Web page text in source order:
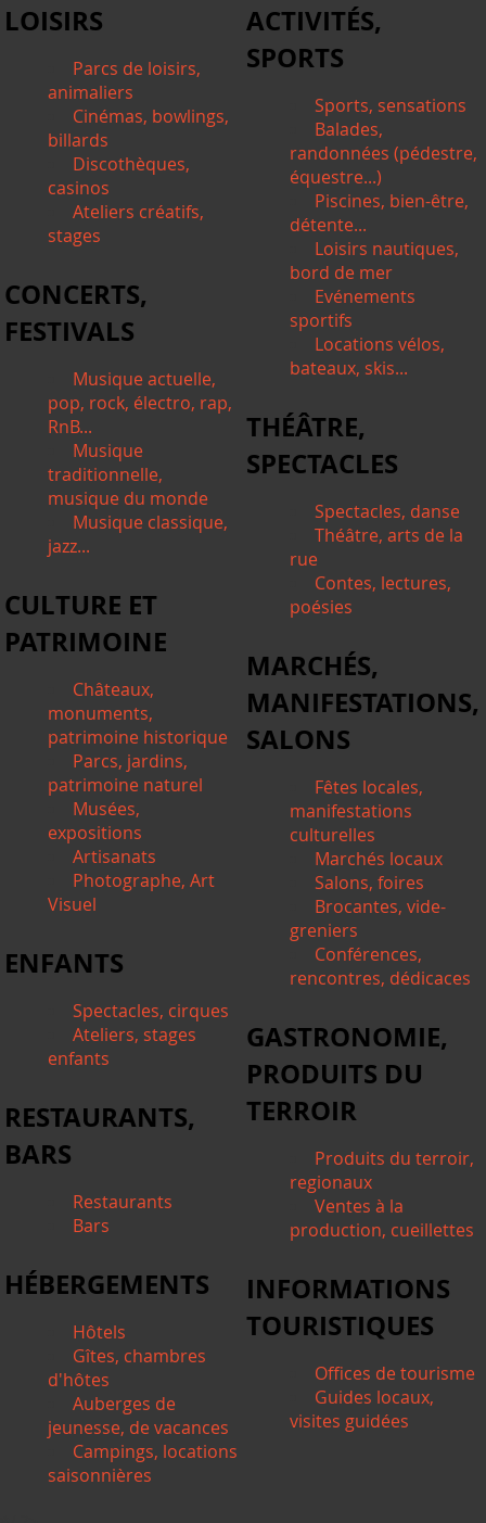
LOISIRS
Parcs de loisirs,
animaliers
Cinémas, bowlings,
billards
Discothèques,
casinos
Ateliers créatifs,
stages
ACTIVITÉS,
SPORTS
Sports, sensations
Balades,
randonnées (pédestre,
équestre...)
Piscines, bien-être,
détente...
Loisirs nautiques,
bord de mer
Evénements
sportifs
Locations vélos,
bateaux, skis...
CONCERTS,
FESTIVALS
Musique actuelle,
pop, rock, électro, rap,
RnB...
Musique
traditionnelle,
musique du monde
Musique classique,
jazz...
THÉÂTRE,
SPECTACLES
Spectacles, danse
Théâtre, arts de la
rue
Contes, lectures,
poésies
CULTURE ET
PATRIMOINE
Châteaux,
monuments,
patrimoine historique
Parcs, jardins,
patrimoine naturel
Musées,
expositions
Artisanats
Photographe, Art
Visuel
MARCHÉS,
MANIFESTATIONS,
SALONS
Fêtes locales,
manifestations
culturelles
Marchés locaux
Salons, foires
Brocantes, vide-
greniers
Conférences,
rencontres, dédicaces
ENFANTS
Spectacles, cirques
Ateliers, stages
enfants
GASTRONOMIE,
PRODUITS DU
TERROIR
Produits du terroir,
regionaux
Ventes à la
production, cueillettes
RESTAURANTS,
BARS
Restaurants
Bars
HÉBERGEMENTS
Hôtels
Gîtes, chambres
d'hôtes
Auberges de
jeunesse, de vacances
Campings, locations
saisonnières
INFORMATIONS
TOURISTIQUES
Offices de tourisme
Guides locaux,
visites guidées